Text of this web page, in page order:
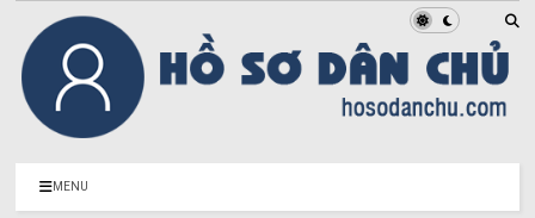
MENU